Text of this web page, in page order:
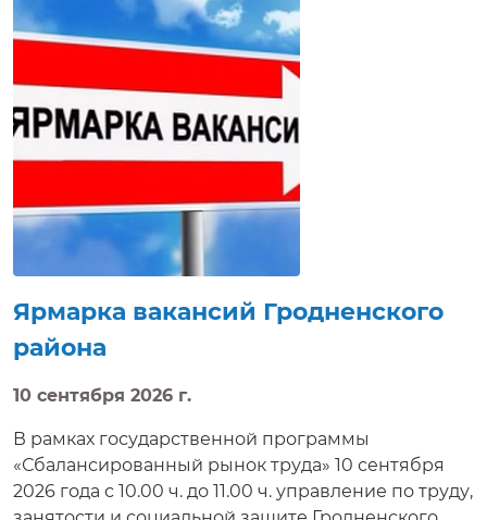
Ярмарка вакансий Гродненского
района
10 сентября 2026 г.
В рамках государственной программы
«Сбалансированный рынок труда» 10 сентября
2026 года с 10.00 ч. до 11.00 ч. управление по труду,